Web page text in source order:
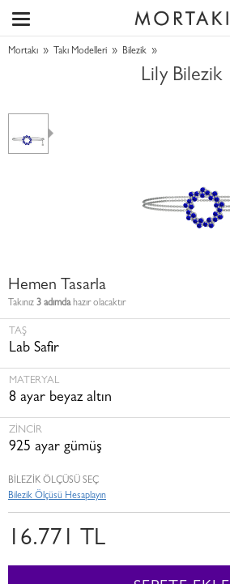
Mortakı » Takı Modelleri » Bilezik »
Lily Bilezik
Hemen Tasarla
Takınız 3 adımdahazır olacaktır
TAŞ
Lab Safir
MATERYAL
8 ayar beyaz altın
ZINCIR
925 ayar gümüş
BİLEZİK ÖLÇÜSÜ SEÇ
Bilezik Ölçüsü Hesaplayın
16.771 TL